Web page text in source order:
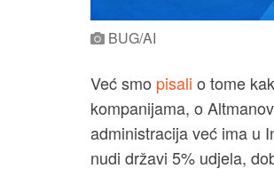
BUG/AI
Već smo pisali o tome
kompanijama, o
administracija već ima u
nudi državi 5% udjela,